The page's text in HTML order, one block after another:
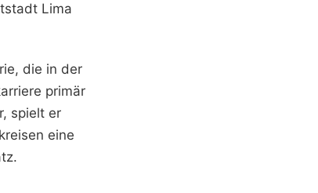
Lima
die in der
primär
spielt er
eine